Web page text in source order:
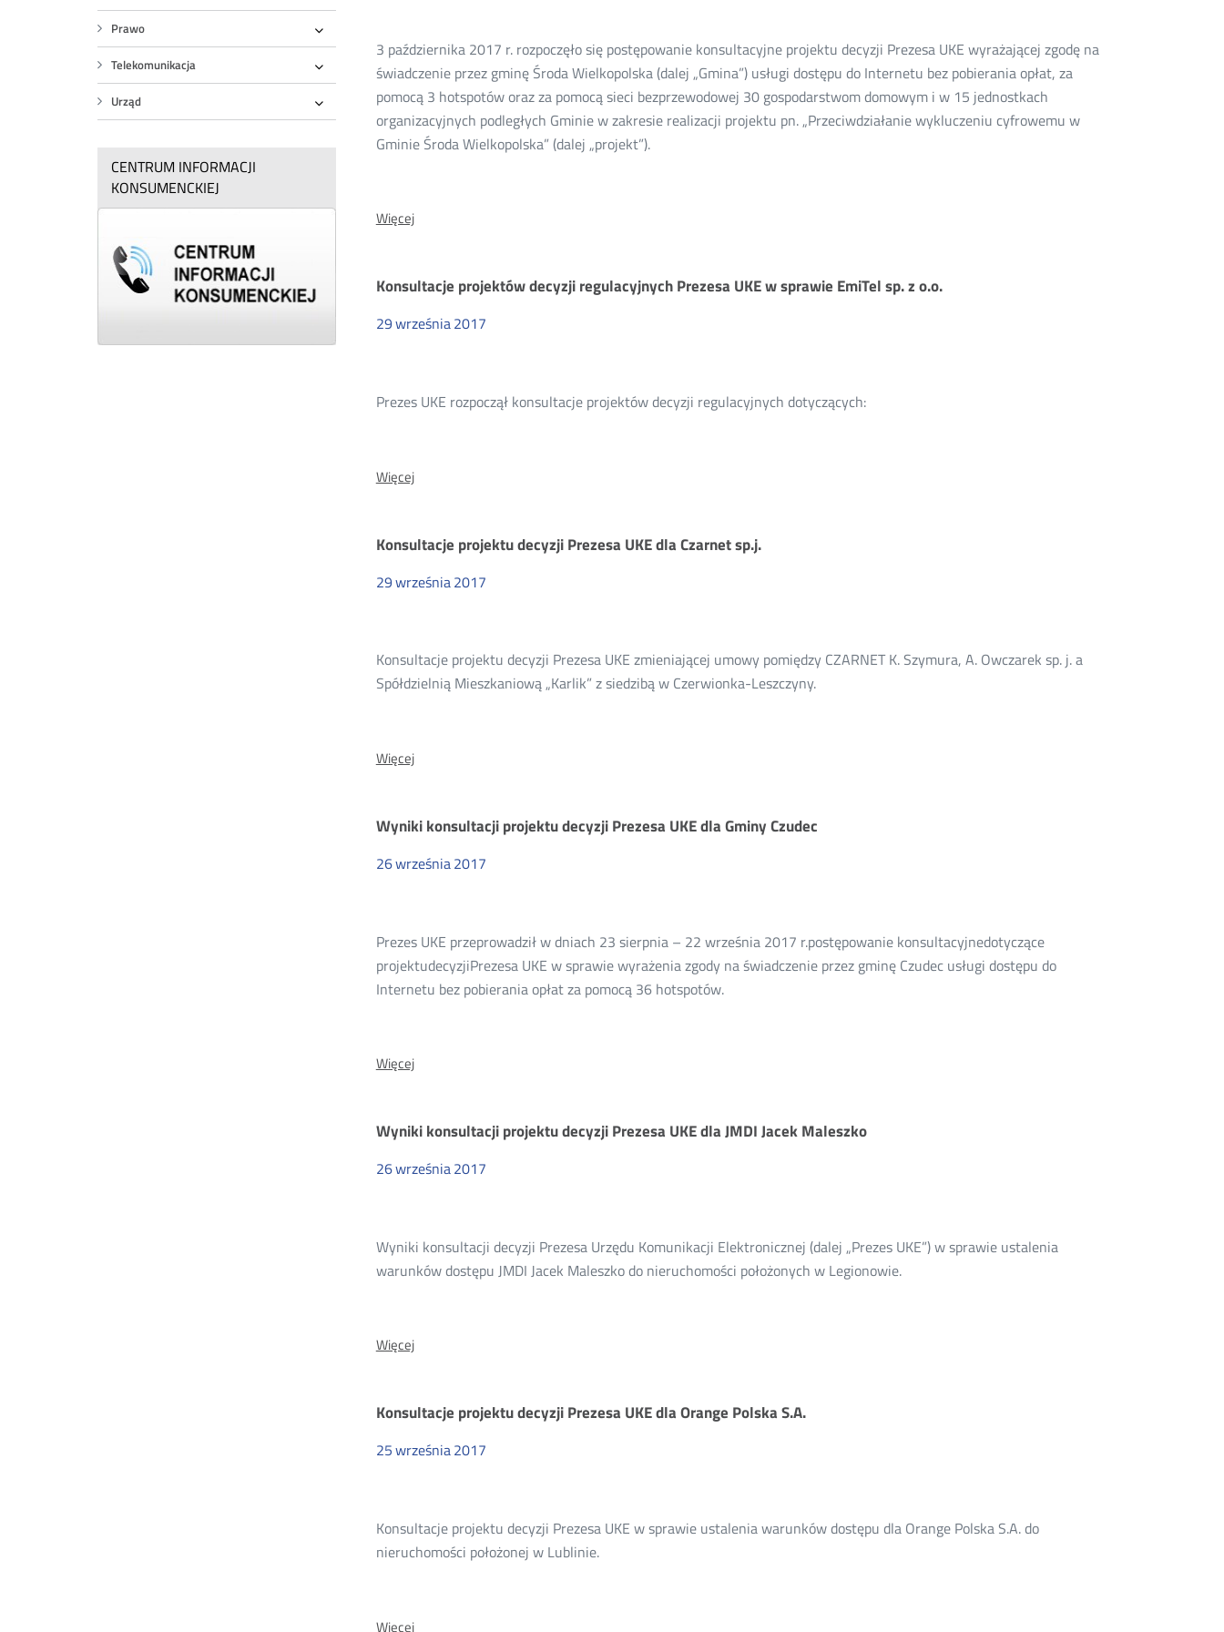
Rozwiń
Prawo
Rozwiń
Telekomunikacja
Rozwiń
Urząd
Rozwiń
CENTRUM INFORMACJI
KONSUMENCKIEJ
3 października 2017 r. rozpoczęło się postępowanie konsultacyjne projektu decyzji Prezesa UKE wyrażającej zgodę na
świadczenie przez gminę Środa Wielkopolska (dalej „Gmina”) usługi dostępu do Internetu bez pobierania opłat, za
pomocą 3 hotspotów oraz za pomocą sieci bezprzewodowej 30 gospodarstwom domowym i w 15 jednostkach
organizacyjnych podległych Gminie w zakresie realizacji projektu pn. „Przeciwdziałanie wykluczeniu cyfrowemu w
Gminie Środa Wielkopolska” (dalej „projekt”).
WięcejO:
decyzji
Prezesa
UKE
Wielkopolska
Konsultacje projektów decyzji regulacyjnych Prezesa UKE w sprawie EmiTel sp. z o.o.
29września2017
Prezes UKE rozpoczął konsultacje projektów decyzji regulacyjnych dotyczących:
WięcejO:
decyzji
regulacyjnych
Prezesa
EmiTel
sp.
Konsultacje projektu decyzji Prezesa UKE dla Czarnet sp.j.
29września2017
Konsultacje projektu decyzji Prezesa UKE zmieniającej umowy pomiędzy CZARNET K. Szymura, A. Owczarek sp. j. a
Spółdzielnią Mieszkaniową „Karlik” z siedzibą w Czerwionka-Leszczyny.
WięcejO:
decyzji
UKE
Wyniki konsultacji projektu decyzji Prezesa UKE dla Gminy Czudec
26września2017
Prezes UKE przeprowadził w dniach 23 sierpnia – 22 września 2017 r.postępowanie konsultacyjnedotyczące
projektudecyzjiPrezesa UKE w sprawie wyrażenia zgody na świadczenie przez gminę Czudec usługi dostępu do
Internetu bez pobierania opłat za pomocą 36 hotspotów.
WięcejO:
projektu
Prezesa
Czudec
Wyniki konsultacji projektu decyzji Prezesa UKE dla JMDI Jacek Maleszko
26września2017
Wyniki konsultacji decyzji Prezesa Urzędu Komunikacji Elektronicznej (dalej „Prezes UKE”) w sprawie ustalenia
warunków dostępu JMDI Jacek Maleszko do nieruchomości położonych w Legionowie.
WięcejO:
projektu
decyzji
Prezesa
Jacek
Maleszko
Konsultacje projektu decyzji Prezesa UKE dla Orange Polska S.A.
25września2017
Konsultacje projektu decyzji Prezesa UKE w sprawie ustalenia warunków dostępu dla Orange Polska S.A. do
nieruchomości położonej w Lublinie.
WięcejO: